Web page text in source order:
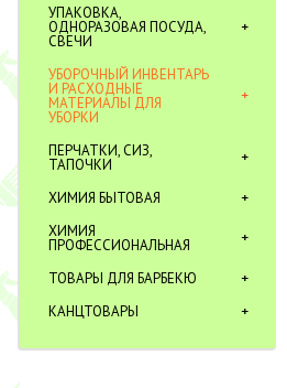
УПАКОВКА,
ОДНОРАЗОВАЯ ПОСУДА,
СВЕЧИ
УБОРОЧНЫЙ ИНВЕНТАРЬ
И РАСХОДНЫЕ
МАТЕРИАЛЫ ДЛЯ
УБОРКИ
ПЕРЧАТКИ, СИЗ,
ТАПОЧКИ
ХИМИЯ БЫТОВАЯ
ХИМИЯ
ПРОФЕССИОНАЛЬНАЯ
ТОВАРЫ ДЛЯ БАРБЕКЮ
КАНЦТОВАРЫ